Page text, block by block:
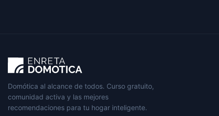
Domótica al alcance de todos. Curso gratuito,
comunidad activa y las mejores
recomendaciones para tu hogar inteligente.